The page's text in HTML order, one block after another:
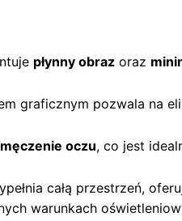
płynny obraz oraz
graficznym pozwala na
oczu, co jest
całą przestrzeń,
warunkach